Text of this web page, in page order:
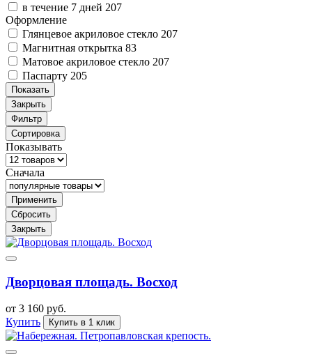
в течение 7 дней 207
Оформление
Глянцевое акриловое стекло 207
Магнитная открытка 83
Матовое акриловое стекло 207
Паспарту 205
Показать
Закрыть
Фильтр
Сортировка
Показывать
Сначала
Применить
Сбросить
Закрыть
Дворцовая площадь. Восход
от 3 160 руб.
Купить
Купить в 1 клик